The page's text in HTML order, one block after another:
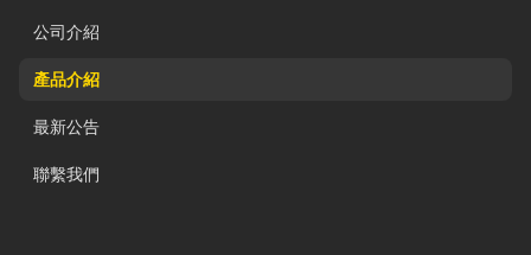
公司介紹
產品介紹
最新公告
聯繫我們